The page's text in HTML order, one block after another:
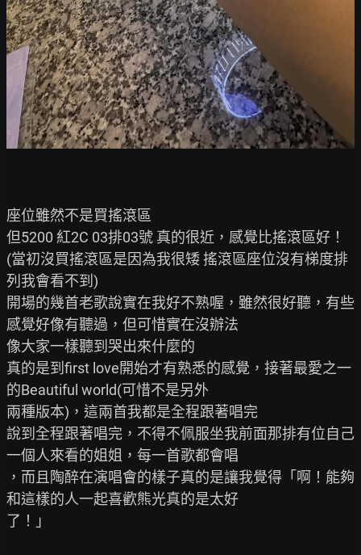
座位雖然不是買搖滾區
但5200 紅2C 03排03號 真的很近，感覺比搖滾區好！
(當初沒買搖滾區是因為我很矮 搖滾區座位沒有梯度排
列我會看不到)
開場的幾首老歌說實在我好不熟喔，雖然很好聽，有些
感覺好像有聽過，但可惜實在沒辦法
像大家一樣聽到哭出來什麼的
真的是到first love開始才有熟悉的感覺，接著最愛之一
的Beautiful world(可惜不是另外
兩種版本)，這兩首我都是全程跟著唱完
說到全程跟著唱完，不得不佩服坐我前面那排有位自己
一個人來看的姐姐，每一首歌都會唱
，而且陶醉在演唱會的樣子真的是讓我覺得「啊！能夠
和這樣的人一起喜歡熊光真的是太好
了！」